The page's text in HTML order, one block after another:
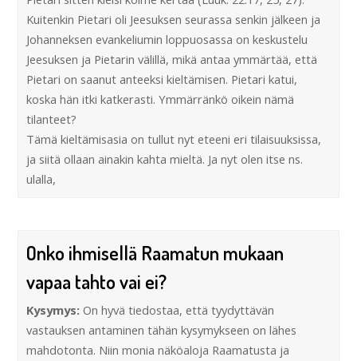
Kuitenkin Pietari oli Jeesuksen seurassa senkin jälkeen ja
Johanneksen evankeliumin loppuosassa on keskustelu
Jeesuksen ja Pietarin välillä, mikä antaa ymmärtää, että
Pietari on saanut anteeksi kieltämisen. Pietari katui,
koska hän itki katkerasti. Ymmärränkö oikein nämä
tilanteet?
Tämä kieltämisasia on tullut nyt eteeni eri tilaisuuksissa,
ja siitä ollaan ainakin kahta mieltä. Ja nyt olen itse ns.
ulalla,
Onko ihmisellä Raamatun mukaan
vapaa tahto vai ei?
Kysymys:On hyvä tiedostaa, että tyydyttävän
vastauksen antaminen tähän kysymykseen on lähes
mahdotonta. Niin monia näköaloja Raamatusta ja